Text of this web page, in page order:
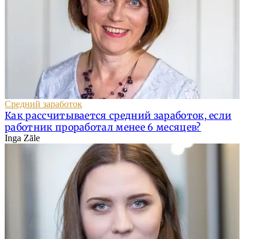
Средний заработок
Как рассчитывается средний заработок, если
работник проработал менее 6 месяцев?
Inga Zāle